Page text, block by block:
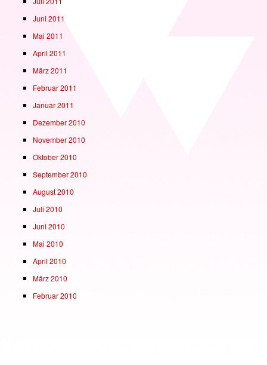
Juni 2011
Mai 2011
April 2011
März 2011
Februar 2011
Januar 2011
Dezember 2010
November 2010
Oktober 2010
September 2010
August 2010
Juli 2010
Juni 2010
Mai 2010
April 2010
März 2010
Februar 2010